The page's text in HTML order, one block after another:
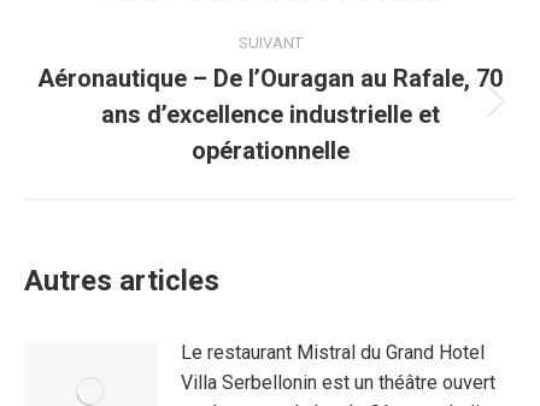
SUIVANT
Article
suivant
Aéronautique – De l’Ouragan au Rafale, 70
ans d’excellence industrielle et
opérationnelle
Autres articles
Le restaurant Mistral du Grand Hotel
Villa Serbellonin est un théâtre ouvert